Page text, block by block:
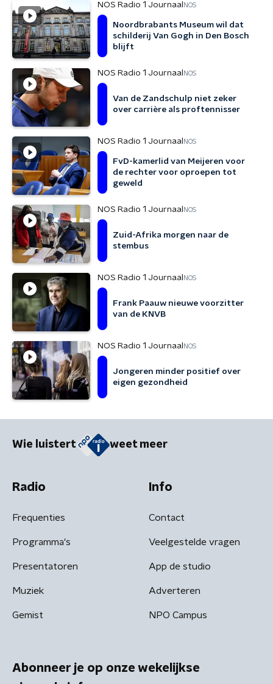
NOS Radio 1 Journaal NOS
Noordbrabants Museum wil dat
schilderij Van Gogh in Den Bosch
blijft
NOS Radio 1 Journaal NOS
Van de Zandschulp niet zeker
over carrière als proftennisser
NOS Radio 1 Journaal NOS
FvD-kamerlid van Meijeren voor
de rechter voor oproepen tot
geweld
NOS Radio 1 Journaal NOS
Zuid-Afrika morgen naar de
stembus
NOS Radio 1 Journaal NOS
Frank Paauw nieuwe voorzitter
van de KNVB
NOS Radio 1 Journaal NOS
Jongeren minder positief over
eigen gezondheid
Wie luistert weet meer
Radio
Frequenties
Programma's
Presentatoren
Muziek
Gemist
Info
Contact
Veelgestelde vragen
App de studio
Adverteren
NPO Campus
Abonneer je op onze wekelijkse